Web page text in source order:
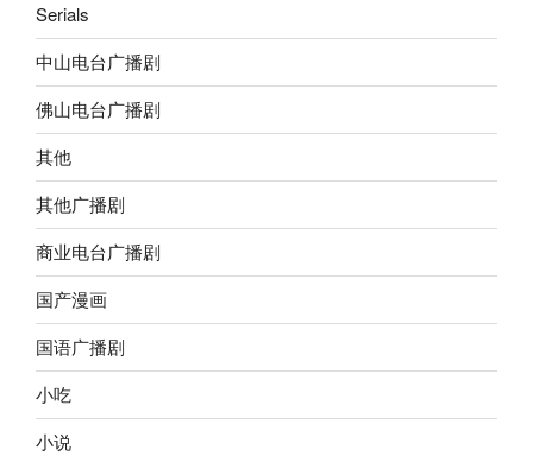
Serials
中山电台广播剧
佛山电台广播剧
其他
其他广播剧
商业电台广播剧
国产漫画
国语广播剧
小吃
小说